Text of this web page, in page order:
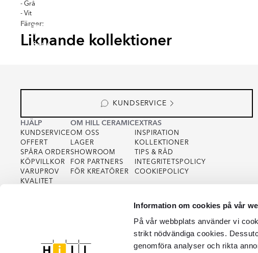
Information om cookies på vår
På vår webbplats använder vi
strikt nödvändiga cookies.
genomföra analyser och rikta
- Grå
- Vit
Färger:
Liknande kollektioner
RENOLIA
Serie
FARNEL
Serie
KUNDSERVICE
HJÄLP
KUNDSERVICE
OFFERT
SPÅRA ORDER
KÖPVILLKOR
VARUPROV
KVALITET
OM HILL CERAMIC
OM OSS
LAGER
SHOWROOM
FOR PARTNERS
FÖR KREATÖRER
EXTRAS
INSPIRATION
KOLLEKTIONER
TIPS & RÅD
INTEGRITETSPOLICY
COOKIEPOLICY